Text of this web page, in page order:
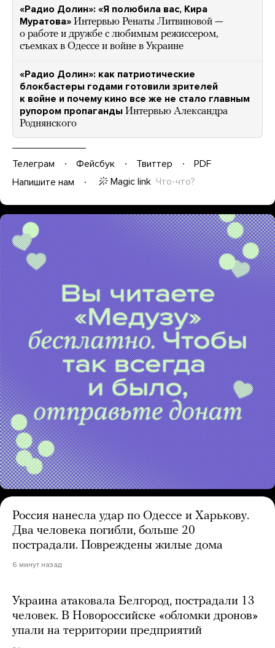
«Радио Долин»: «Я полюбила вас, Кира
Муратова» Интервью Ренаты Литвиновой —
о работе и дружбе с любимым режиссером,
съемках в Одессе и войне в Украине
«Радио Долин»: как патриотические
блокбастеры годами готовили зрителей
к войне и почему кино все же не стало главным
рупором пропаганды Интервью Александра
Роднянского
Телеграм Фейсбук Твиттер
PDF
Напишите нам
Magic link Что-что?
Россия нанесла удар по Одессе и Харькову.
Два человека погибли, больше 20
пострадали. Повреждены жилые дома
6 минут назад
Украина атаковала Белгород, пострадали 13
человек. В Новороссийске «обломки дронов»
упали на территории предприятий